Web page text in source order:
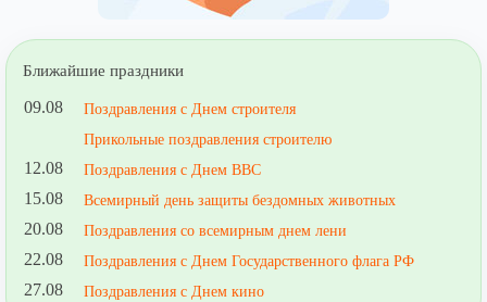
Ближайшие праздники
09.08
Поздравления с Днем строителя
Прикольные поздравления строителю
12.08 Поздравления с Днем ВВС
15.08 Всемирный день защиты бездомных животных
20.08 Поздравления со всемирным днем лени
22.08 Поздравления с Днем Государственного флага РФ
27.08 Поздравления с Днем кино